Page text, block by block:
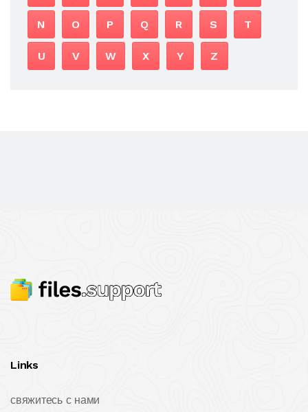
N O P Q R S T
U V W X Y Z
Links
свяжитесь с нами